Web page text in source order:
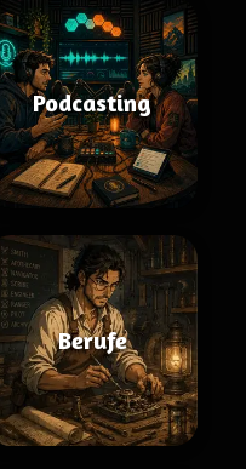
Podcasting
Berufe